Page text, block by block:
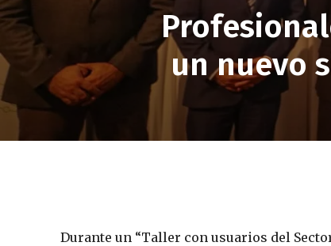
un nuevo
Durante un “Taller con usuarios del